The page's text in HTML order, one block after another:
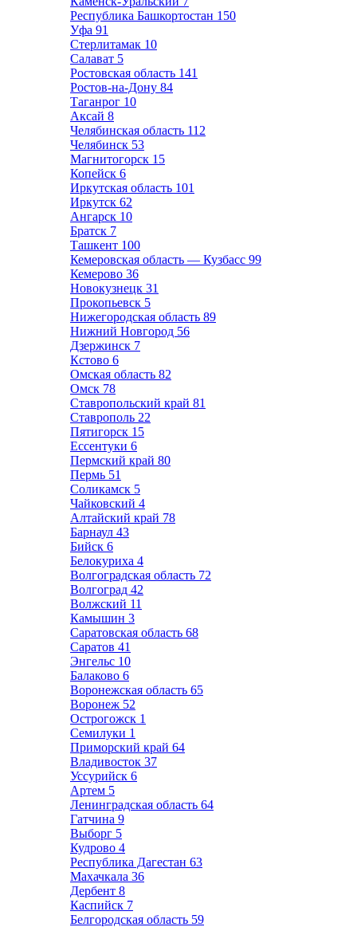
Республика Башкортостан 150
Уфа 91
Стерлитамак 10
Салават 5
Ростовская область 141
Ростов-на-Дону 84
Таганрог 10
Аксай 8
Челябинская область 112
Челябинск 53
Магнитогорск 15
Копейск 6
Иркутская область 101
Иркутск 62
Ангарск 10
Братск 7
Ташкент 100
Кемеровская область — Кузбасс 99
Кемерово 36
Новокузнецк 31
Прокопьевск 5
Нижегородская область 89
Нижний Новгород 56
Дзержинск 7
Кстово 6
Омская область 82
Омск 78
Ставропольский край 81
Ставрополь 22
Пятигорск 15
Ессентуки 6
Пермский край 80
Пермь 51
Соликамск 5
Чайковский 4
Алтайский край 78
Барнаул 43
Бийск 6
Белокуриха 4
Волгоградская область 72
Волгоград 42
Волжский 11
Камышин 3
Саратовская область 68
Саратов 41
Энгельс 10
Балаково 6
Воронежская область 65
Воронеж 52
Острогожск 1
Семилуки 1
Приморский край 64
Владивосток 37
Уссурийск 6
Артем 5
Ленинградская область 64
Гатчина 9
Выборг 5
Кудрово 4
Республика Дагестан 63
Махачкала 36
Дербент 8
Каспийск 7
Белгородская область 59